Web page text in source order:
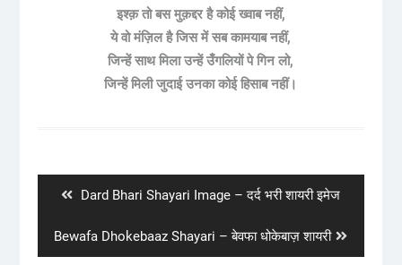
इश्क़ तो बस मुक़द्दर है कोई ख्वाब नहीं,
ये वो मंज़िल है जिस में सब कामयाब नहीं,
जिन्हें साथ मिला उन्हें उँगलियों पे गिन लो,
जिन्हें मिली जुदाई उनका कोई हिसाब नहीं।
Previous
Dard Bhari Shayari Image – दर्द भरी शायरी इमेज
Next
post:
Bewafa Dhokebaaz Shayari – बेवफा धोकेबाज़ शायरी